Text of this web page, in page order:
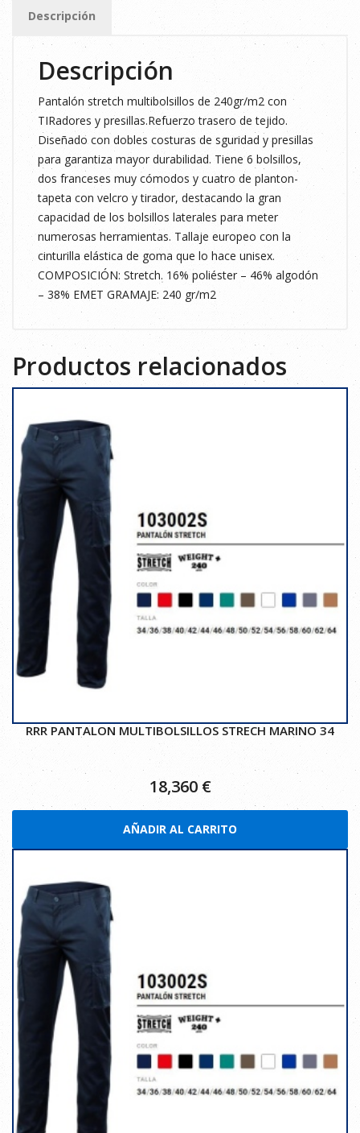
Descripción
Descripción
Pantalón stretch multibolsillos de 240gr/m2 con
TIRadores y presillas.Refuerzo trasero de tejido.
Diseñado con dobles costuras de sguridad y presillas
para garantiza mayor durabilidad. Tiene 6 bolsillos,
dos franceses muy cómodos y cuatro de planton-
tapeta con velcro y tirador, destacando la gran
capacidad de los bolsillos laterales para meter
numerosas herramientas. Tallaje europeo con la
cinturilla elástica de goma que lo hace unisex.
COMPOSICIÓN: Stretch. 16% poliéster – 46% algodón
– 38% EMET GRAMAJE: 240 gr/m2
Productos relacionados
RRR PANTALON MULTIBOLSILLOS STRECH MARINO 34
18,360 €
AÑADIR AL CARRITO